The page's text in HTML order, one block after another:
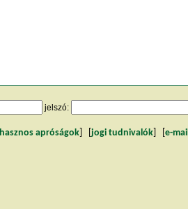
jelszó:
hasznos apróságok jogi tudnivalók e-mail